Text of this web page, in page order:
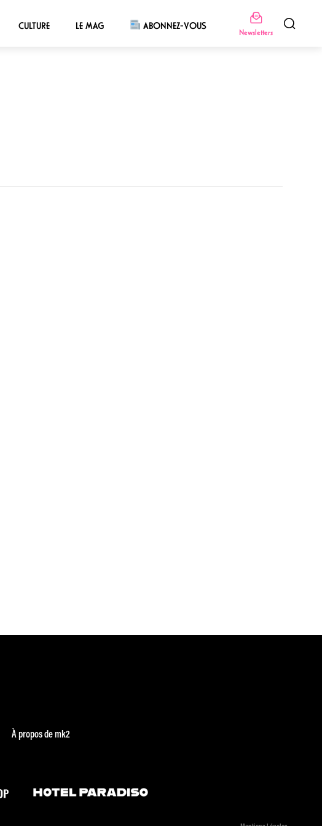
CULTURE LE MAG ABONNEZ-VOUS
Newsletters
À propos de mk2